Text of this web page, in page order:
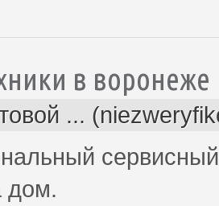
в воронеже
...
дом.